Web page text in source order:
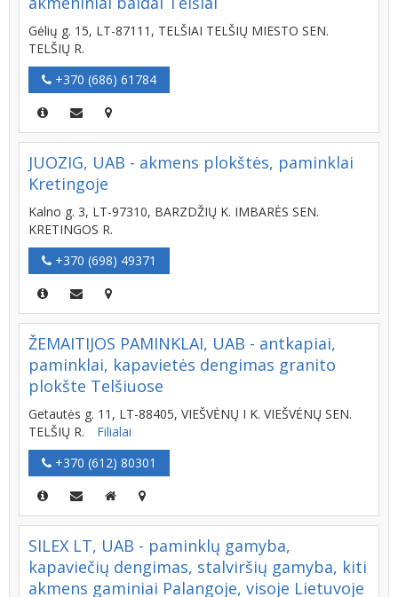
Gėlių g. 15, LT-87111, TELŠIAI TELŠIŲ MIESTO SEN.
TELŠIŲ R.
+370 (686) 61784
JUOZIG, UAB - akmens plokštės, paminklai
Kretingoje
Kalno g. 3, LT-97310, BARZDŽIŲ K. IMBARĖS SEN.
KRETINGOS R.
+370 (698) 49371
ŽEMAITIJOS PAMINKLAI, UAB - antkapiai,
paminklai, kapavietės dengimas granito
plokšte Telšiuose
Getautės g. 11, LT-88405, VIEŠVĖNŲ I K. VIEŠVĖNŲ SEN.
TELŠIŲ R.
Filialai
+370 (612) 80301
SILEX LT, UAB - paminklų gamyba,
kapaviečių dengimas, stalviršių gamyba, kiti
akmens gaminiai Palangoje, visoje Lietuvoje